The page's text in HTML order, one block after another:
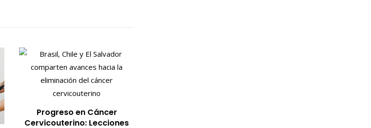
Progreso en Cáncer
Cervicouterino: Lecciones